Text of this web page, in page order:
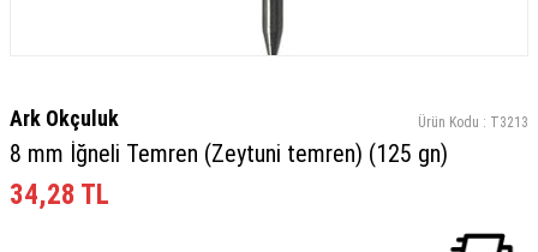
Ark Okçuluk Ürün Kodu : T3213
8 mm İğneli Temren (Zeytuni temren) (125 gn)
34,28 TL